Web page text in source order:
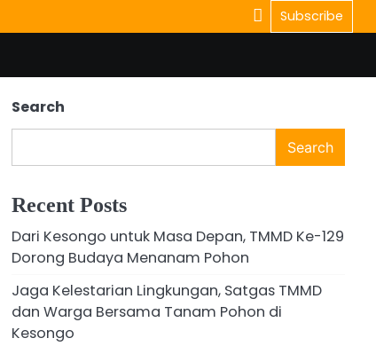
Subscribe
Search
Search
Recent Posts
Dari Kesongo untuk Masa Depan, TMMD Ke-129
Dorong Budaya Menanam Pohon
Jaga Kelestarian Lingkungan, Satgas TMMD
dan Warga Bersama Tanam Pohon di
Kesongo